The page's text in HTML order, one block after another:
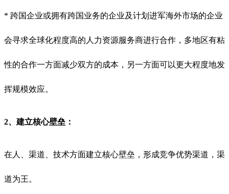
* 跨国企业或拥有跨国业务的企业及计划进军海外市场的企业
会寻求全球化程度高的人力资源服务商进行合作，多地区有粘
性的合作一方面减少双方的成本，另一方面可以更大程度地发
挥规模效应。
2、建立核心壁垒：
在人、渠道、技术方面建立核心壁垒，形成竞争优势渠道，渠
道为王。